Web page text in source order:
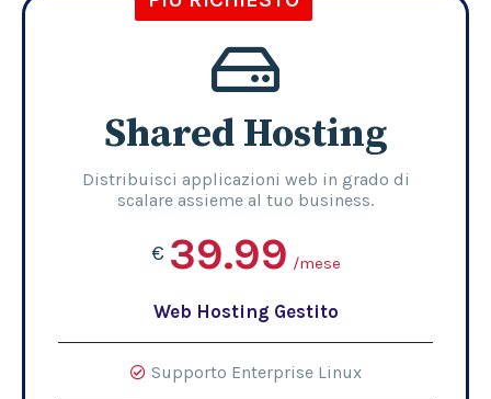
Shared Hosting
Distribuisci applicazioni web in grado di
scalare assieme al tuo business.
€ 39.99 /mese
Web Hosting Gestito
Supporto Enterprise Linux